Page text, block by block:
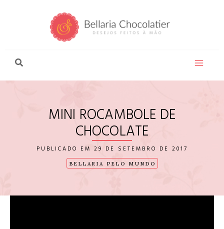
MINI ROCAMBOLE DE
CHOCOLATE
29 DE SETEMBRO DE 2017
BELLARIA PELO MUNDO